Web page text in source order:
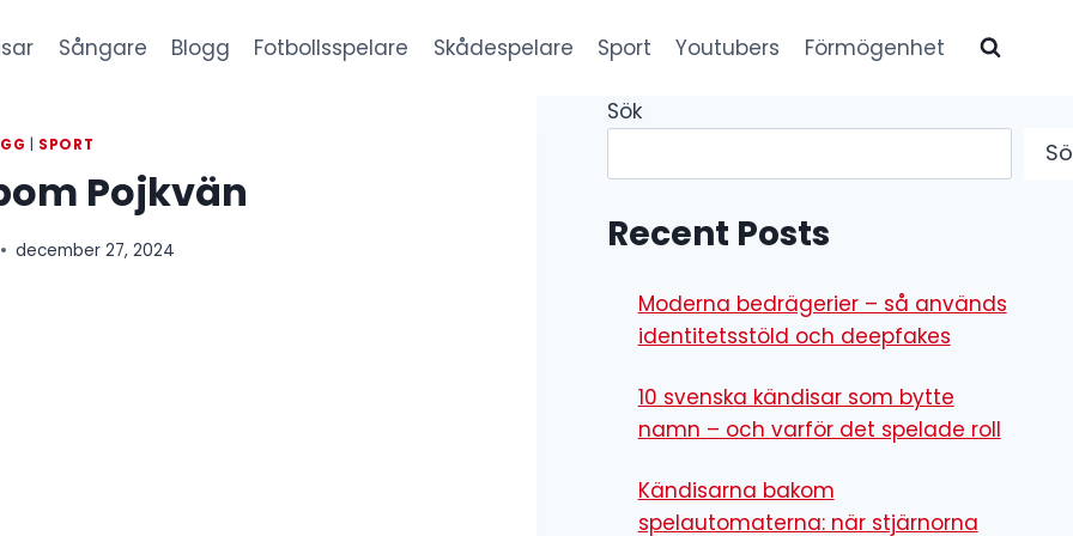
Sångare Blogg Fotbollsspelare Skådespelare Sport Youtubers Förmögenhet
SPORT
Pojkvän
december 27, 2024
Sök
Recent Posts
Moderna bedrägerier – så används
identitetsstöld och deepfakes
10 svenska kändisar som bytte
namn – och varför det spelade roll
Kändisarna bakom
spelautomaterna: när stjärnorna